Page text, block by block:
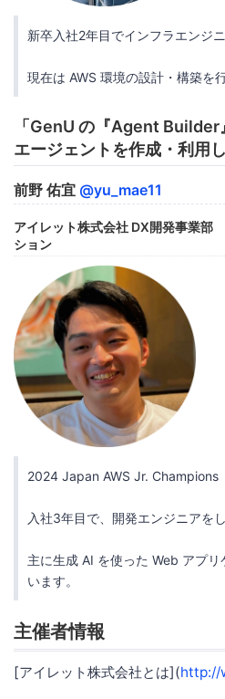
新卒入社2年目でインフラエンジ
現在は AWS 環境の設計・構築を
「GenU の『Agent
エージェントを作成・利用
前野 佑宜 @yu_mae11
アイレット株式会社 DX開発事業部
ション
2024 Japan AWS Jr. Champions
入社3年目で、開発エンジニアを
主に生成 AI を使った Web アプ
います。
主催者情報
[アイレット株式会社とは](http://